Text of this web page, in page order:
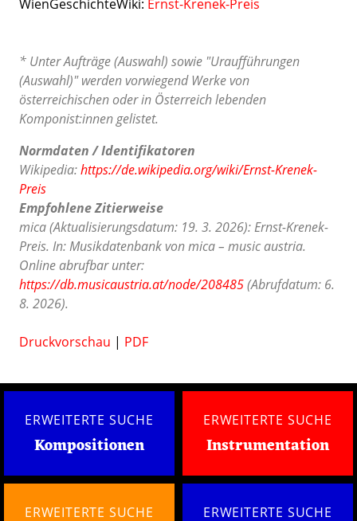
WienGeschichteWiki: Ernst-Krenek-Preis
* Unter Aufträge (Auswahl) sowie "Uraufführungen
(Auswahl)" werden vorwiegend Werke von
österreichischen oder in Österreich lebenden
Komponist:innen gelistet.
Normdaten / Identifikatoren
Wikipedia:https://de.wikipedia.org/wiki/Ernst-Krenek-
Preis
Empfohlene Zitierweise
mica (Aktualisierungsdatum: 19. 3. 2026): Ernst-Krenek-
Preis. In: Musikdatenbank von mica – music austria.
Online abrufbar unter:
https://db.musicaustria.at/node/208485(Abrufdatum: 6.
8. 2026).
Druckvorschau | PDF
ERWEITERTE SUCHE
Kompositionen
ERWEITERTE SUCHE
Instrumentation
ERWEITERTE SUCHE ERWEITERTE SUCHE